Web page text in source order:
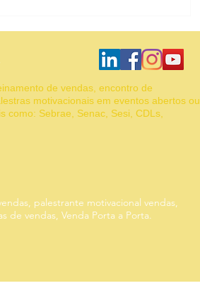
de vendas, encontro de
motivacionais em eventos abertos ou
Sebrae, Senac, Sesi, CDLs,
palestrante motivacional vendas,
vendas, Venda Porta a Porta.